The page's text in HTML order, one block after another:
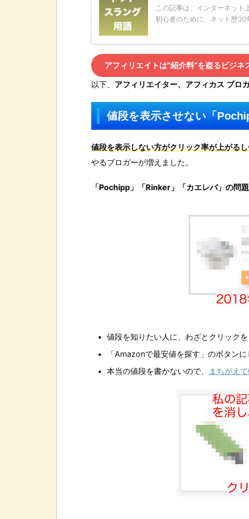
この記事は、インターネット
初心者のために、ネット歴
アフィリエイトは”紹介料”を盗るビジネ
以下、 アフィリエイター、アフィカス ブロ
値段を表示させない「
値段を表示しない方がクリック率が上がる
やるブロガーが増えました。
「Pochipp」「Rinker」「カエレバ」の問題
値段を知りたい人に、わざとクリック
「Amazonで最安値を探す」のボタン
本当の値段を書かないので、
まちがえ